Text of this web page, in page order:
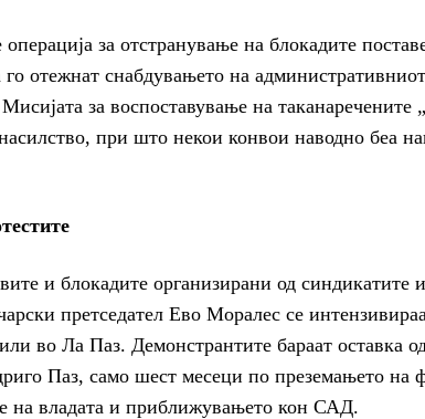
за отстранување на блокадите
го отежнат снабдувањето на
за воспоставување на таканаречените
при што некои конвои наводно беа
и блокадите организирани од синдикатите
претседател Ево Моралес се
во Ла Паз. Демонстрантите бараат оставка
Паз, само шест месеци по преземањето на
на владата и приближувањето кон САД.